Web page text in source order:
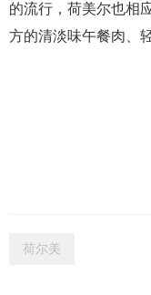
的流行，荷美尔也相
方的清淡味午餐肉、
荷尔美